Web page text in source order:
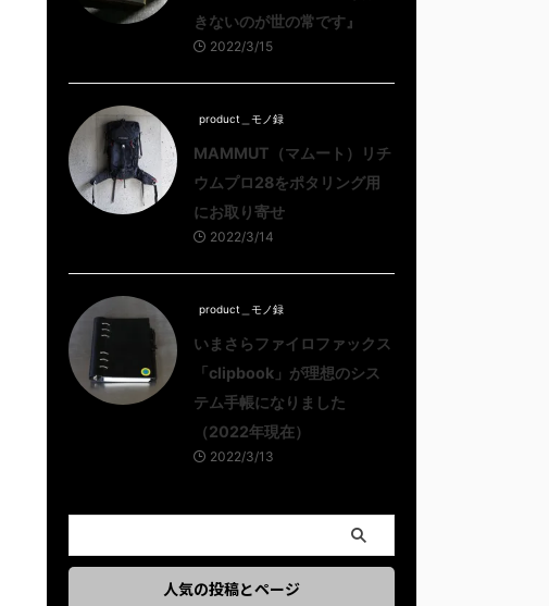
きないのが世の常です』
2022/3/15
product＿モノ録
MAMMUT（マムート）リチ
ウムプロ28をポタリング用
にお取り寄せ
2022/3/14
product＿モノ録
いまさらファイロファックス
「clipbook」が理想のシス
テム手帳になりました
（2022年現在）
2022/3/13
人気の投稿とページ